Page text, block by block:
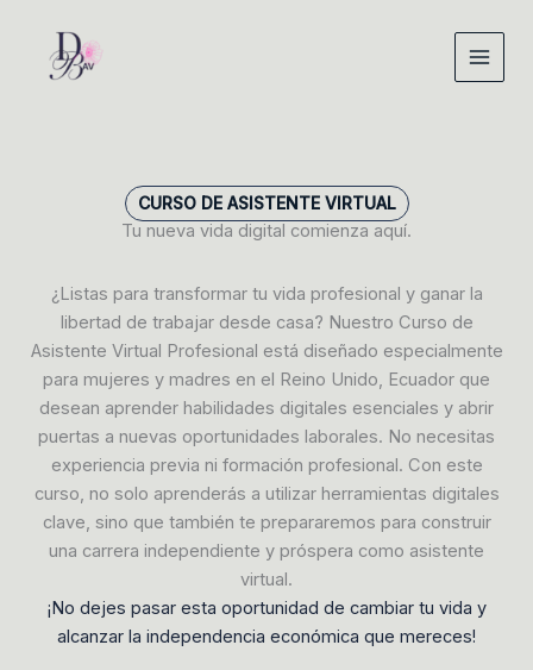
contenido
CURSO DE ASISTENTE VIRTUAL
Tu nueva vida digital comienza aquí.
¿Listas para transformar tu vida profesional y ganar la
libertad de trabajar desde casa? Nuestro Curso de
Asistente Virtual Profesional está diseñado especialmente
para mujeres y madres en el Reino Unido, Ecuador que
desean aprender habilidades digitales esenciales y abrir
puertas a nuevas oportunidades laborales. No necesitas
experiencia previa ni formación profesional. Con este
curso, no solo aprenderás a utilizar herramientas digitales
clave, sino que también te prepararemos para construir
una carrera independiente y próspera como asistente
virtual.
¡No dejes pasar esta oportunidad de cambiar tu vida y
alcanzar la independencia económica que mereces!